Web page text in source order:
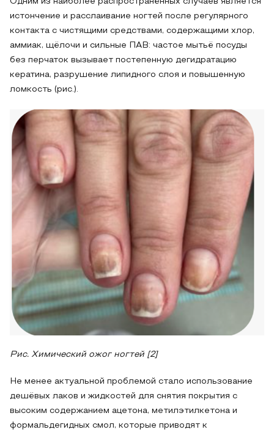
истончение и расслаивание ногтей после регулярного
контакта с чистящими средствами, содержащими хлор,
аммиак, щёлочи и сильные ПАВ: частое мытьё посуды
без перчаток вызывает постепенную дегидратацию
кератина, разрушение липидного слоя и повышенную
ломкость (рис.).
Рис. Химический ожог ногтей [2]
Не менее актуальной проблемой стало использование
дешёвых лаков и жидкостей для снятия покрытия с
высоким содержанием ацетона, метилэтилкетона и
формальдегидных смол, которые приводят к